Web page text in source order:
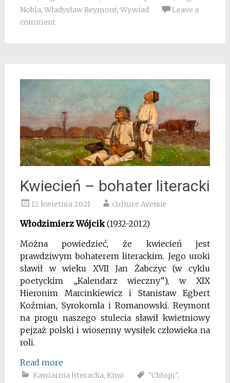
Nobla, Władysław Reymont, Wywiad
Leave a
comment
Kwiecień – bohater literacki
12 kwietnia 2021 Culture Avenue
Włodzimierz Wójcik(1932-2012)
Można powiedzieć, że kwiecień jest
prawdziwym bohaterem literackim. Jego uroki
sławił w wieku XVII Jan Żabczyc (w cyklu
poetyckim „Kalendarz wieczny”), w XIX
Hieronim Marcinkiewicz i Stanistaw Egbert
Koźmian, Syrokomla i Romanowski. Reymont
na progu naszego stulecia sławił kwietniowy
pejzaż polski i wiosenny wysiłek człowieka na
roli.
Read more
Kawiarnia literacka, Kino "Chłopi",